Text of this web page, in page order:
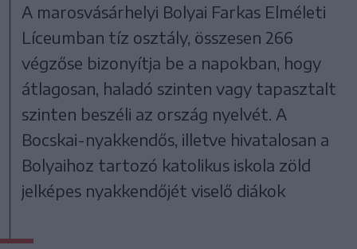
A marosvásárhelyi Bolyai Farkas Elméleti
Líceumban tíz osztály, összesen 266
végzőse bizonyítja be a napokban, hogy
átlagosan, haladó szinten vagy tapasztalt
szinten beszéli az ország nyelvét. A
Bocskai-nyakkendős, illetve hivatalosan a
Bolyaihoz tartozó katolikus iskola zöld
jelképes nyakkendőjét viselő diákok